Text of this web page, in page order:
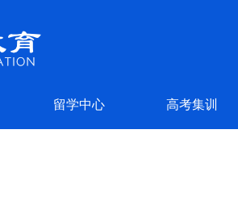
留学中心 高考集训